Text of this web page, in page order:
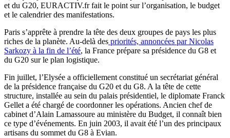
et du G20, EURACTIV.fr fait le point sur l’organisation, le budget
et le calendrier des manifestations.
Paris s’apprête à prendre la tête des deux groupes de pays les plus
riches de la planète. Au-delà des priorités, annoncées par Nicolas
Sarkozy à la fin de l’été, la France prépare sa présidence du G8 et
du G20 sur le plan logistique.
Fin juillet, l’Elysée a officiellement constitué un secrétariat général
de la présidence française du G20 et du G8. A la tête de cette
structure, installée au sein du palais présidentiel, le diplomate Franck
Gellet a été chargé de coordonner les opérations. Ancien chef de
cabinet d’Alain Lamassoure au ministère du Budget, il connaît bien
ce type d’événements. En juin 2003, il avait été l’un des principaux
artisans du sommet du G8 à Evian.